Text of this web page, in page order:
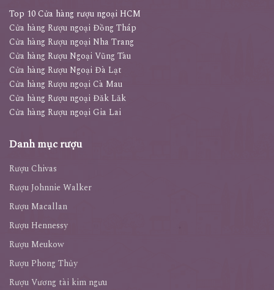
Top 10 Cửa hàng rượu ngoại HCM
Cửa hàng Rượu ngoại Đồng Tháp
Cửa hàng Rượu ngoại Nha Trang
Cửa hàng Rượu Ngoại Vũng Tàu
Cửa hàng Rượu Ngoại Đà Lạt
Cửa hàng Rượu ngoại Cà Mau
Cửa hàng Rượu ngoại Đăk Lăk
Cửa hàng Rượu ngoại Gia Lai
Danh mục rượu
Rượu Chivas
Rượu Johnnie Walker
Rượu Macallan
Rượu Hennessy
Rượu Meukow
Rượu Phong Thủy
Rượu Vương tài kim ngưu